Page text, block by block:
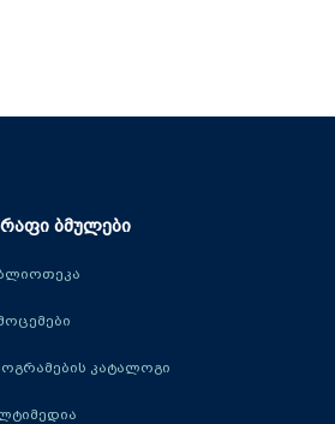
ბმულები
კატალოგი